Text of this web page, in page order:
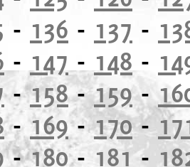
- 136 - 137 -
- 147 - 148 -
-158-159-
-169-170-
-180- 181-